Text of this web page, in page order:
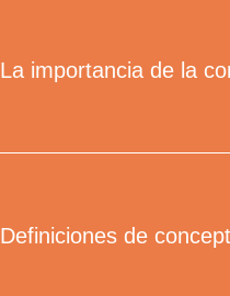
La importancia de la
Definiciones de